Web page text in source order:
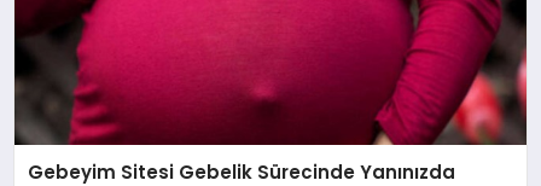
Gebeyim Sitesi Gebelik Sürecinde Yanınızda